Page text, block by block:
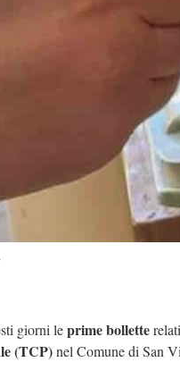
giorni leprime bollette
(TCP)nel Comune di San